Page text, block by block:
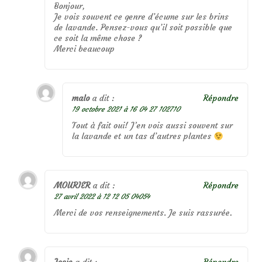
Bonjour,
Je vois souvent ce genre d’écume sur les brins
de lavande. Pensez-vous qu’il soit possible que
ce soit la même chose ?
Merci beaucoup
malo a dit :
19 octobre 2021 à 16 04 27 102710
Tout à fait oui! J’en vois aussi souvent sur
la lavande et un tas d’autres plantes
Répondre
MOURIER a dit :
27 avril 2022 à 12 12 05 04054
Merci de vos renseignements. Je suis rassurée.
Répondre